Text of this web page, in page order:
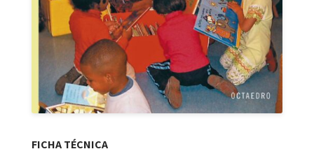
FICHA TÉCNICA